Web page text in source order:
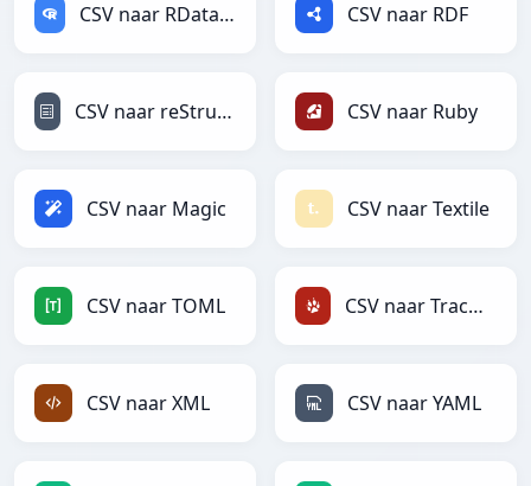
CSV naar RDataFrame CSV naar RDF
CSV naar reStructuredText CSV naar Ruby
CSV naar Magic CSV naar Textile
CSV naar TOML CSV naar TracWiki
CSV naar XML CSV naar YAML